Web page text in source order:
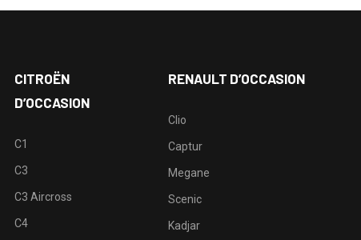
CITROËN
D’OCCASION
C1
C3
C3 Aircross
C4
RENAULT D’OCCASION
Clio
Captur
Megane
Scenic
Kadjar